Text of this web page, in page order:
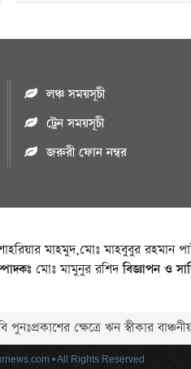
লঞ্চ সময়সূচী
ট্রেন সময়সূচী
জরুরী ফোন নম্বর
মাহমুদ,মোঃ মাহবুবুর রহমান
মোঃ মামুনুর রশিদবিজ্ঞাপন ও
ক্ষেত্রে ঋন স্বীকার
• All Rights Reserved